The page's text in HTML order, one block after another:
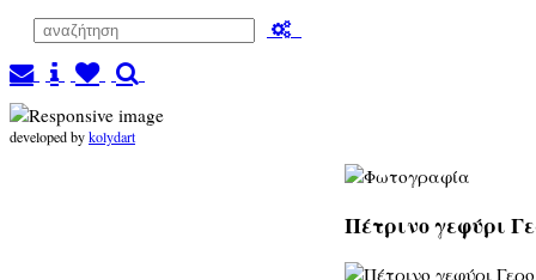
developed bykolydart
Πέτρινο γεφύρι